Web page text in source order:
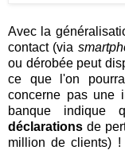
Avec la
contact (via
ou dérobée peut
ce que l'on
concerne pas une
banque indique
déclarations de
million de clients)